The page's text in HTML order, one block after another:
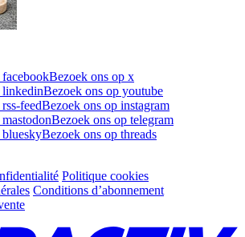
Bezoek ons op x
linkedinBezoek ons op youtube
feedBezoek ons op instagram
Bezoek ons op telegram
Bezoek ons op threads
Politique cookies
Conditions d’abonnement